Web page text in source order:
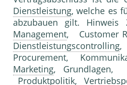
Dienstleistung, welche es
abzubauen gilt.
Management, Customer
Dienstleistungscontrolling,
Procurement,
Marketing, Grundlagen,
Produktpolitik,